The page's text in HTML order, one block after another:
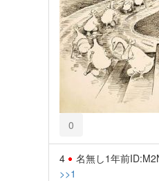
0
4 名無し1年前
>>1